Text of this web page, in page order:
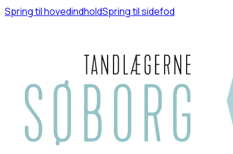
Spring til hovedindholdSpring til sidefod